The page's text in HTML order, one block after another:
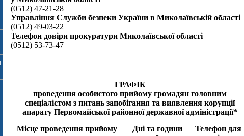
(0512) 47-21-28
Управління Служби безпеки України в Миколаївській області
(0512) 49-03-22
Телефон довіри прокуратури Миколаївської області
(0512) 53-73-47
ГРАФІК
проведення особистого прийому громадян головним
спеціалістом з питань запобігання та виявлення корупції
апарату Первомайської районної державної адміністрації*
Місце проведення прийому
Дні та години
Телефон для